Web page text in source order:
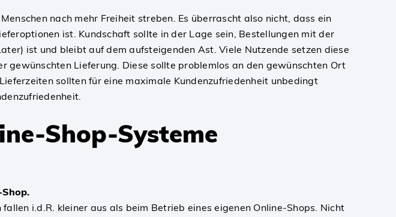
nach mehr Freiheit streben. Es überrascht also nicht, dass ein
ist. Kundschaft sollte in der Lage sein, Bestellungen mit der
ist und bleibt auf dem aufsteigenden Ast. Viele Nutzende setzen diese
Lieferung. Diese sollte problemlos an den gewünschten Ort
sollten für eine maximale Kundenzufriedenheit unbedingt
Shop-Systeme
i.d.R. kleiner aus als beim Betrieb eines eigenen Online-Shops. Nicht